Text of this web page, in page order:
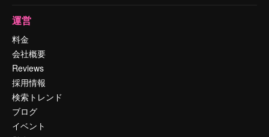
運営
料金
会社概要
Reviews
採用情報
検索トレンド
ブログ
イベント